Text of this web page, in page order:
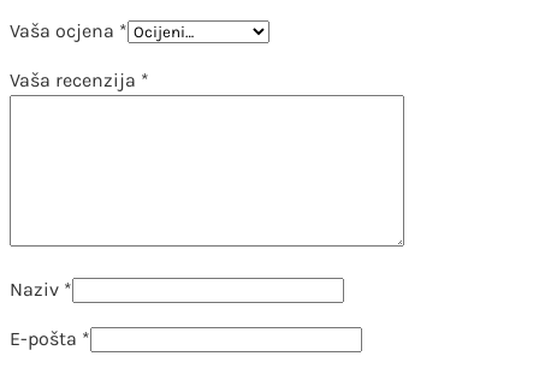
Vaša ocjena *
Vaša recenzija *
Naziv *
E-pošta *